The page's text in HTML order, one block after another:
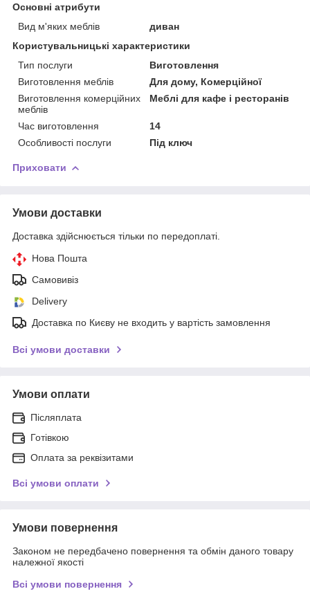
Основні атрибути
Вид м'яких меблів
диван
Користувальницькі характеристики
Тип послуги
Виготовлення
Виготовлення меблів
Для дому, Комерційної
Виготовлення комерційних
меблів
Меблі для кафе і ресторанів
Час виготовлення
14
Особливості послуги
Під ключ
Приховати
Умови доставки
Доставка здійснюється тільки по передоплаті.
Нова Пошта
Самовивіз
Delivery
Доставка по Києву не входить у вартість замовлення
Всі умови доставки
Умови оплати
Післяплата
Готівкою
Оплата за реквізитами
Всі умови оплати
Умови повернення
Законом не передбачено повернення та обмін даного товару
належної якості
Всі умови повернення